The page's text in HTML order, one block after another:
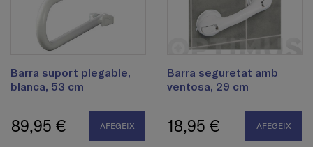
Barra suport plegable,
blanca, 53 cm
89,95 € AFEGEIX
Barra seguretat amb
ventosa, 29 cm
18,95 € AFEGEIX